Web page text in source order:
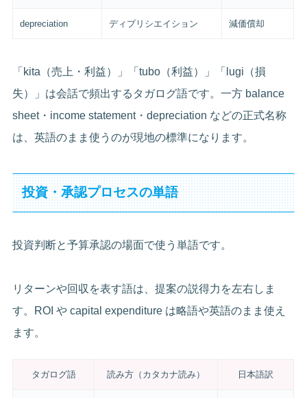
depreciation ディプリシエイション 減価償却
「kita（売上・利益）」「tubo（利益）」「lugi（損
失）」は会話で頻出するタガログ語です。一方 balance
sheet・income statement・depreciation などの正式名称
は、英語のまま使うのが現地の標準になります。
投資・承認プロセスの単語
投資判断と予算承認の場面で使う単語です。
リターンや回収を表す語は、提案の説得力を左右しま
す。ROI や capital expenditure は略語や英語のまま使え
ます。
タガログ語 読み方（カタカナ読み） 日本語訳